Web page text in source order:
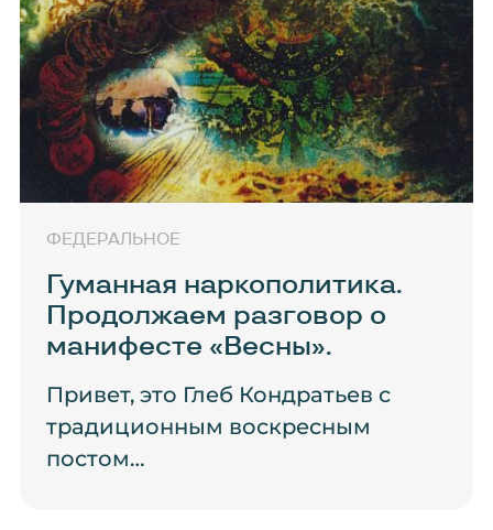
ФЕДЕРАЛЬНОЕ
Гуманная наркополитика.
Продолжаем разговор о
манифесте «Весны».
Привет, это Глеб Кондратьев с
традиционным воскресным
постом…